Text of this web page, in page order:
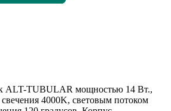
ALT-TUBULAR мощностью 14 Вт.,
4000K, световым потоком